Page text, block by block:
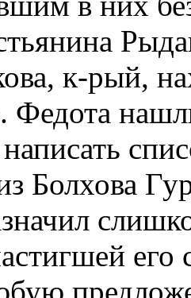
к-рый,
Федота
Болхова